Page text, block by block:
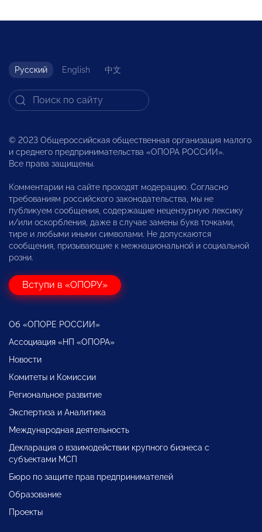
Русский English 中文
© 2023 Общероссийская общественная организация малого
и среднего предпринимательства «ОПОРА РОССИИ».
Все права защищены.
Комментарии на сайте проходят модерацию. Согласно
требованиям российского законодательства, мы не
публикуем сообщения, содержащие нецензурную лексику
и/или оскорбления, даже в случае замены букв точками,
тире и любыми иными символами. Не допускаются
сообщения, призывающие к межнациональной и социальной
розни.
Вступи в «ОПОРУ»
Об «ОПОРЕ РОССИИ»
Ассоциация «НП «ОПОРА»
Новости
Комитеты и Комиссии
Региональное развитие
Экспертиза и Аналитика
Международная деятельность
Декларация о взаимодействии крупного бизнеса с
субъектами МСП
Бюро по защите прав предпринимателей
Образование
Проекты